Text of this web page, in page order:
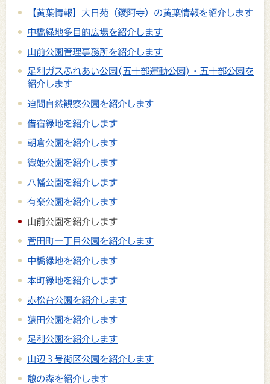
【黄葉情報】大日苑（鑁阿寺）の黄葉情報を紹介します
中橋緑地多目的広場を紹介します
山前公園管理事務所を紹介します
足利ガスふれあい公園(五十部運動公園)・五十部公園を
紹介します
迫間自然観察公園を紹介します
借宿緑地を紹介します
朝倉公園を紹介します
織姫公園を紹介します
八幡公園を紹介します
有楽公園を紹介します
山前公園を紹介します
菅田町一丁目公園を紹介します
中橋緑地を紹介します
本町緑地を紹介します
赤松台公園を紹介します
猿田公園を紹介します
足利公園を紹介します
山辺３号街区公園を紹介します
憩の森を紹介します